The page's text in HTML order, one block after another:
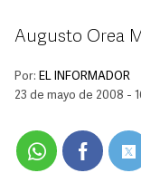
Augusto Orea
Por: EL INFORMADOR
23 de mayo de 2008 -